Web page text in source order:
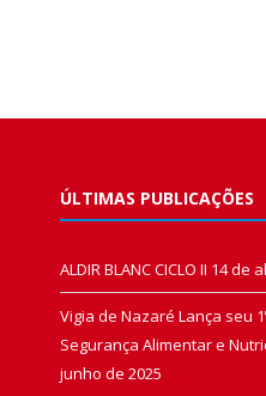
ÚLTIMAS PUBLICAÇÕES
ALDIR BLANC CICLO II 14 de
Vigia de Nazaré Lança seu
Segurança Alimentar e
junho de 2025